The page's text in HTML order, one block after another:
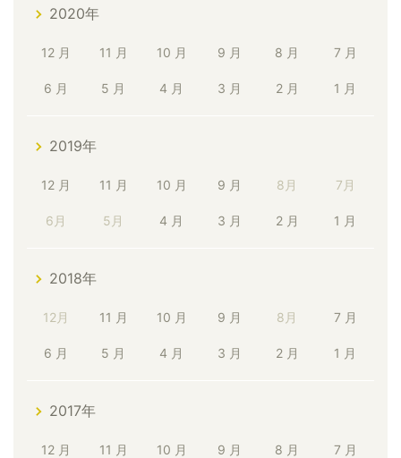
2020年
12 月 11 月 10 月 9 月 8 月 7 月
6 月 5 月 4 月 3 月 2 月 1 月
2019年
12 月 11 月 10 月 9 月 8月 7月
6月 5月 4 月 3 月 2 月 1 月
2018年
12月 11 月 10 月 9 月 8月 7 月
6 月 5 月 4 月 3 月 2 月 1 月
2017年
12 月 11 月 10 月 9 月 8 月 7 月